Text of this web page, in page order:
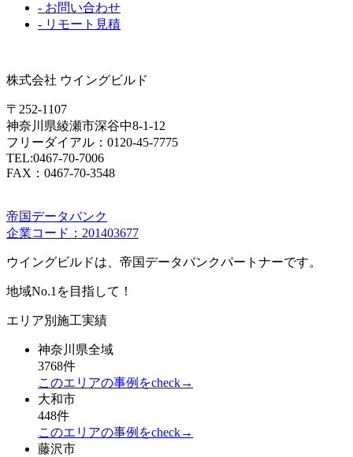
- お問い合わせ
- リモート見積
株式会社 ウイングビルド
〒252-1107
神奈川県綾瀬市深谷中8-1-12
フリーダイアル：0120-45-7775
TEL:0467-70-7006
FAX：0467-70-3548
帝国データバンク
企業コード：201403677
ウイングビルドは、帝国データバンクパートナーです。
地域No.1を目指して！
エリア別施工実績
神奈川県全域
3768件
このエリアの事例をcheck→
大和市
448件
このエリアの事例をcheck→
藤沢市